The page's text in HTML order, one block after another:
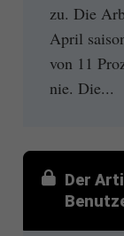
zu. Die
April
von 11
nie. Die...
Der